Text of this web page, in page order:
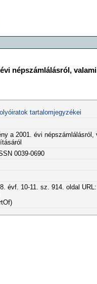
népszámlálásról,
tartalomjegyzékei
a 2001. évi
0039-0690
évf. 10-11. sz. 914. oldal